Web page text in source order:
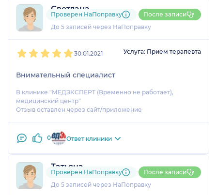
Светлана
1 отзыв
До 5 записей через НаПоправку
Проверен НаПоправку После записи
30.01.2021 Услуга: Прием терапевта
Внимательный специалист
В клинике "МЕДЭКСПЕРТ (Временно не работает),
медицинский центр"
Отзыв оставлен через сайт/приложение
0 Ответ клиники
Татьяна
1 отзыв
До 5 записей через НаПоправку
Проверен НаПоправку После записи